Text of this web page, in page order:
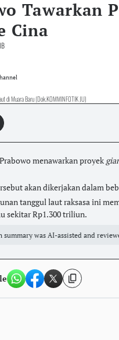
Tawarkan
Cina
di Muara Baru (Dok.KOMMINFOTIK JU)
menawarkan proyek
akan dikerjakan dalam
tanggul laut raksasa ini
sekitar Rp1.300 triliun.
summary was AI-assisted and